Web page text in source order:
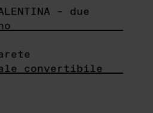
– due
convertibile